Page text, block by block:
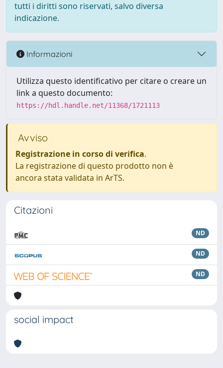
tutti i diritti sono riservati, salvo diversa
indicazione.
Informazioni
Utilizza questo identificativo per citare o creare un
link a questo documento:
https://hdl.handle.net/11368/1721113
Avviso
Registrazione in corso di verifica.
La registrazione di questo prodotto non è
ancora stata validata in ArTS.
Citazioni
ND
ND
ND
social impact